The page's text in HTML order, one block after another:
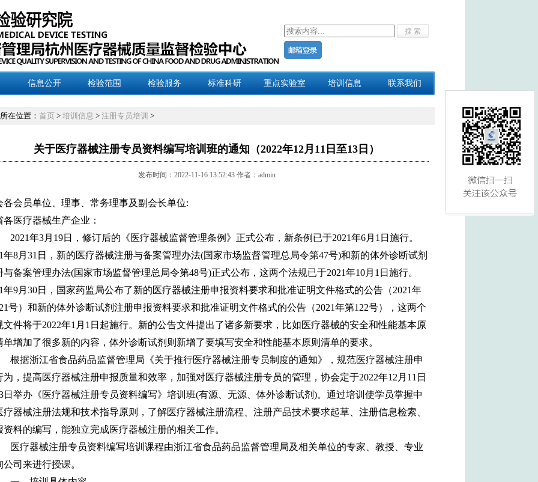
信息公开 检验范围 检验服务 标准科研 重点实验室 培训信息 联系我们
在位置： 首页 > 培训信息 > 注册专员培训 >
关于医疗器械注册专员资料编写培训班的通知（2022年12月11日至13日）
发布时间：2022-11-16 13:52:43 作者：admin
各会员单位、理事、常务理事及副会长单位:
各医疗器械生产企业：
2021年3月19日，修订后的《医疗器械监督管理条例》正式公布，新条例已于2021年6月1日施行。
年8月31日，新的医疗器械注册与备案管理办法(国家市场监督管理总局令第47号)和新的体外诊断试剂
与备案管理办法(国家市场监督管理总局令第48号)正式公布，这两个法规已于2021年10月1日施行。
年9月30日，国家药监局公布了新的医疗器械注册申报资料要求和批准证明文件格式的公告（2021年
号）和新的体外诊断试剂注册申报资料要求和批准证明文件格式的公告（2021年第122号），这两个
文件将于2022年1月1日起施行。新的公告文件提出了诸多新要求，比如医疗器械的安全和性能基本原
单增加了很多新的内容，体外诊断试剂则新增了要填写安全和性能基本原则清单的要求。
根据浙江省食品药品监督管理局《关于推行医疗器械注册专员制度的通知》，规范医疗器械注册申
为，提高医疗器械注册申报质量和效率，加强对医疗器械注册专员的管理，协会定于2022年12月11日
日举办《医疗器械注册专员资料编写》培训班(有源、无源、体外诊断试剂)。通过培训使学员掌握中
疗器械注册法规和技术指导原则，了解医疗器械注册流程、注册产品技术要求起草、注册信息检索、
资料的编写，能独立完成医疗器械注册的相关工作。
医疗器械注册专员资料编写培训课程由浙江省食品药品监督管理局及相关单位的专家、教授、专业
公司来进行授课。